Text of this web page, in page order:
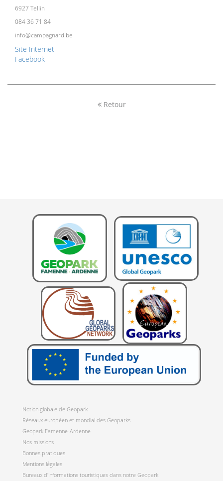
6927 Tellin
084 36 71 84
info@campagnard.be
Site Internet
Facebook
Retour
Notion globale de Geopark
Réseaux européen et mondial des Geoparks
Geopark Famenne-Ardenne
Nos missions
Bonnes pratiques
Mentions légales
Bureaux d'informations touristiques dans notre Geopark